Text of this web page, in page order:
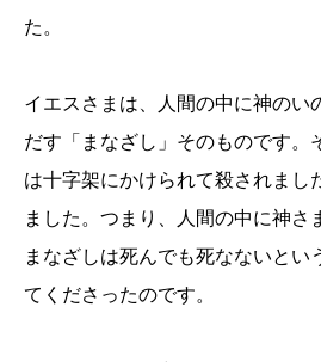
た。
イエスさまは、人間の中に神のい
だす「まなざし」そのものです。
は十字架にかけられて殺されまし
ました。つまり、人間の中に神さ
まなざしは死んでも死なないとい
てくださったのです。